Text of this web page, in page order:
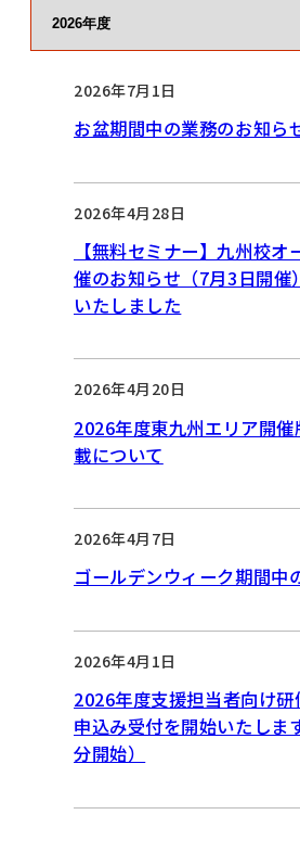
2026年7月1日
お盆期間中の業務のお知ら
2026年4月28日
【無料セミナー】九州校
催のお知らせ（7月3日開
いたしました
2026年4月20日
2026年度東九州エリア開
載について
2026年4月7日
ゴールデンウィーク期間中
2026年4月1日
2026年度支援担当者向け
申込み受付を開始いたしま
分開始）